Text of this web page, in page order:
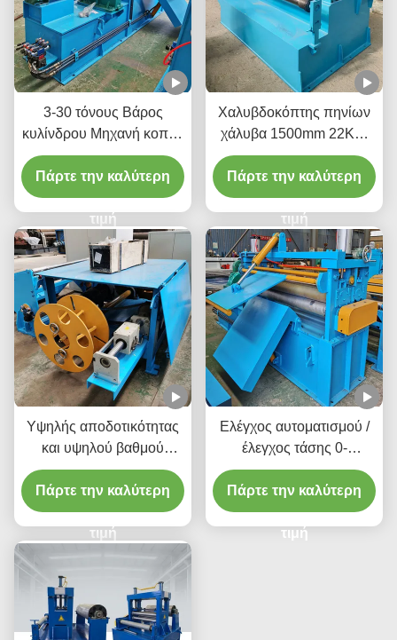
3-30 τόνους Βάρος
κυλίνδρου Μηχανή κοπής
σιδηροτροχίου 3Ph 380V
20-200m/min
Πάρτε την καλύτερη
τιμή
Χαλυβδοκόπτης πηνίων
χάλυβα 1500mm 22KW
60m/λεπτό Κοπή σε
κατάλληλα μεγέθη και
σχήματα
Πάρτε την καλύτερη
τιμή
Υψηλής αποδοτικότητας
και υψηλού βαθμού
μηχανή κοπής
χαλύβδινου φύλλου
αυτοματισμός κοπτήρας
κυλίνδρων 100m/min
380V/50Hz
Πάρτε την καλύτερη
τιμή
Ελέγχος αυτοματισμού /
έλεγχος τάσης 0-
120m/min
Πάρτε την καλύτερη
τιμή